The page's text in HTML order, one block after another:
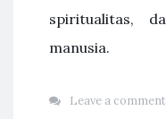
spiritualitas,
manusia.
Leave a comment